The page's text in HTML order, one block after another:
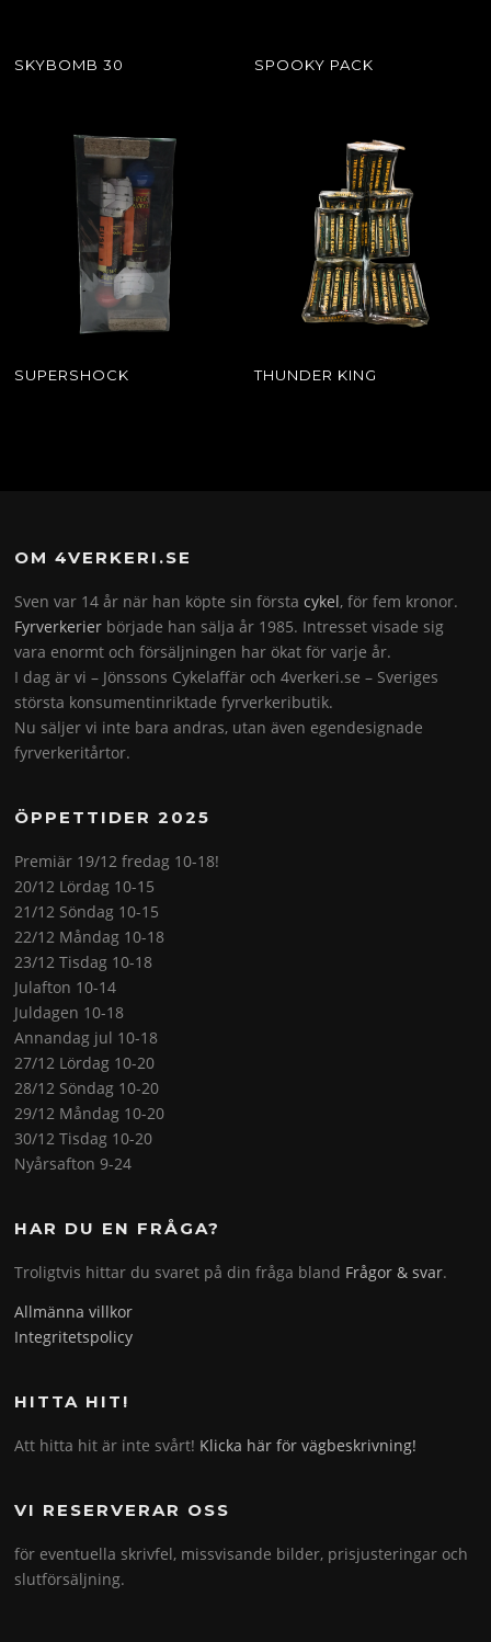
SKYBOMB 30 SPOOKY PACK
SUPERSHOCK THUNDER KING
OM 4VERKERI.SE
Sven var 14 år när han köpte sin förstacykel, för fem kronor.
Fyrverkerier började han sälja år 1985. Intresset visade sig
vara enormt och försäljningen har ökat för varje år.
I dag är vi – Jönssons Cykelaffär och 4verkeri.se – Sveriges
största konsumentinriktade fyrverkeributik.
Nu säljer vi inte bara andras, utan även egendesignade
fyrverkeritårtor.
ÖPPETTIDER 2025
Premiär 19/12 fredag 10-18!
20/12 Lördag 10-15
21/12 Söndag 10-15
22/12 Måndag 10-18
23/12 Tisdag 10-18
Julafton 10-14
Juldagen 10-18
Annandag jul 10-18
27/12 Lördag 10-20
28/12 Söndag 10-20
29/12 Måndag 10-20
30/12 Tisdag 10-20
Nyårsafton 9-24
HAR DU EN FRÅGA?
Troligtvis hittar du svaret på din fråga bland Frågor & svar.
Allmänna villkor
Integritetspolicy
HITTA HIT!
Att hitta hit är inte svårt! Klicka här för vägbeskrivning!
VI RESERVERAR OSS
för eventuella skrivfel, missvisande bilder, prisjusteringar och
slutförsäljning.